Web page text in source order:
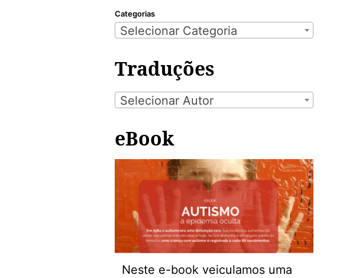
Categorias
Selecionar Categoria
Traduções
Selecionar Autor
eBook
Neste e-book veiculamos uma